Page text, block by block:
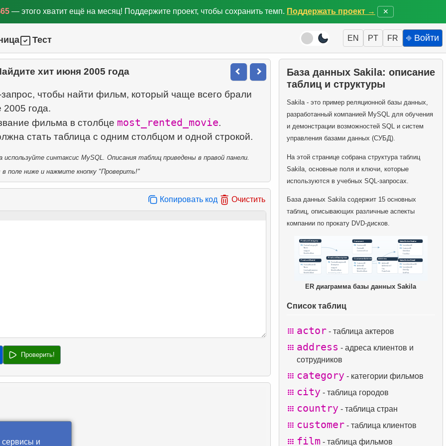
— этого хватит ещё на месяц! Поддержите проект, чтобы сохранить темп. Поддержать проект → ✕
Тест EN PT FR ⎆ Войти
хит июня 2005 года
чтобы найти фильм, который чаще всего брали
2005 года.
фильма в столбце most_rented_movie.
синтаксис MySQL. Описания таблиц приведены в правой панели.
поле ниже и нажмите кнопку "Проверить!"
Копировать код Очистить
Проверить!
База данных Sakila: описание
таблиц и структуры
Sakila - это пример реляционной базы данных,
разработанный компанией MySQL для обучения
и демонстрации возможностей SQL и систем
управления базами данных (СУБД).
На этой странице собрана структура таблиц
Sakila, основные поля и ключи, которые
используются в учебных SQL-запросах.
База данных Sakila содержит 15 основных
таблиц, описывающих различные аспекты
компании по прокату DVD-дисков.
ER диаграмма базы данных Sakila
Список таблиц
actor - таблица актеров
address - адреса клиентов и
сотрудников
category - категории фильмов
city - таблица городов
country - таблица стран
customer - таблица клиентов
film - таблица фильмов
сервисы и